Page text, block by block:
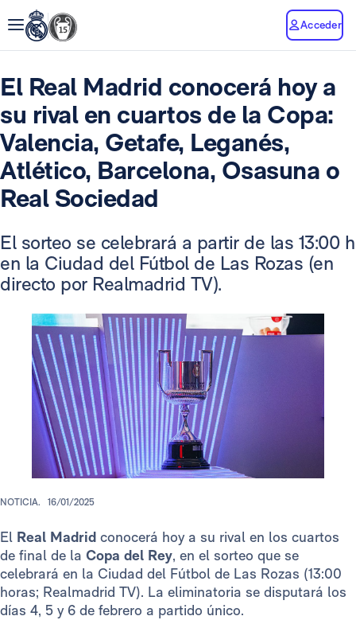
Acceder
El Real Madrid conocerá hoy a
su rival en cuartos de la Copa:
Valencia, Getafe, Leganés,
Atlético, Barcelona, Osasuna o
Real Sociedad
El sorteo se celebrará a partir de las 13:00 h
en la Ciudad del Fútbol de Las Rozas (en
directo por Realmadrid TV).
NOTICIA. 16/01/2025
El Real Madrid conocerá hoy a su rival en los cuartos
de final de la Copa del Rey, en el sorteo que se
celebrará en la Ciudad del Fútbol de Las Rozas (13:00
horas; Realmadrid TV). La eliminatoria se disputará los
días 4, 5 y 6 de febrero a partido único.